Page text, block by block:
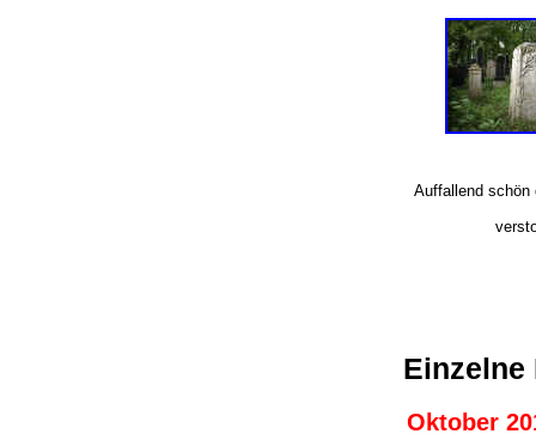
Auffallend schön
Oktober